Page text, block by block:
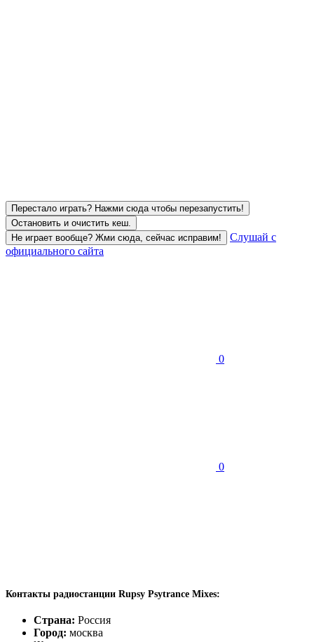
Перестало играть? Нажми сюда чтобы перезапустить!
Остановить и очистить кеш.
Не играет вообще? Жми сюда, сейчас исправим!
Слушай с
официального сайта
0
0
Контакты радиостанции Rupsy Psytrance Mixes:
Страна: Россия
Город: москва